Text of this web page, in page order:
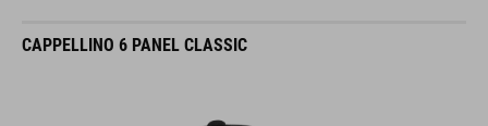
CAPPELLINO 6 PANEL CLASSIC